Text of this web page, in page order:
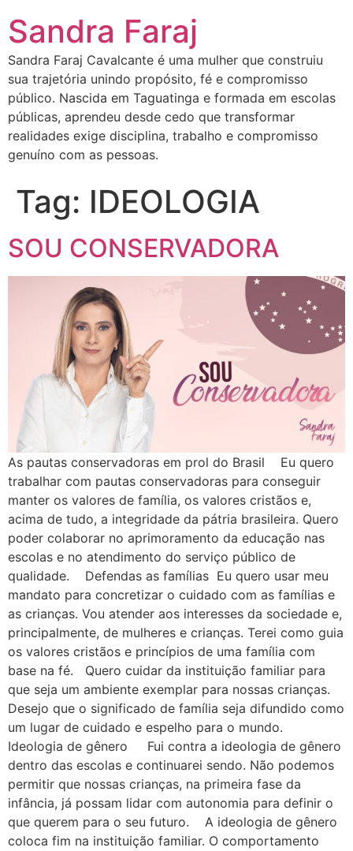
Sandra Faraj
Sandra Faraj Cavalcante é uma mulher que construiu
sua trajetória unindo propósito, fé e compromisso
público. Nascida em Taguatinga e formada em escolas
públicas, aprendeu desde cedo que transformar
realidades exige disciplina, trabalho e compromisso
genuíno com as pessoas.
Tag: IDEOLOGIA
SOU CONSERVADORA
As pautas conservadoras em prol do Brasil Eu quero
trabalhar com pautas conservadoras para conseguir
manter os valores de família, os valores cristãos e,
acima de tudo, a integridade da pátria brasileira. Quero
poder colaborar no aprimoramento da educação nas
escolas e no atendimento do serviço público de
qualidade. Defendas as famílias Eu quero usar meu
mandato para concretizar o cuidado com as famílias e
as crianças. Vou atender aos interesses da sociedade e,
principalmente, de mulheres e crianças. Terei como guia
os valores cristãos e princípios de uma família com
base na fé. Quero cuidar da instituição familiar para
que seja um ambiente exemplar para nossas crianças.
Desejo que o significado de família seja difundido como
um lugar de cuidado e espelho para o mundo.
Ideologia de gênero Fui contra a ideologia de gênero
dentro das escolas e continuarei sendo. Não podemos
permitir que nossas crianças, na primeira fase da
infância, já possam lidar com autonomia para definir o
que querem para o seu futuro. A ideologia de gênero
coloca fim na instituição familiar. O comportamento